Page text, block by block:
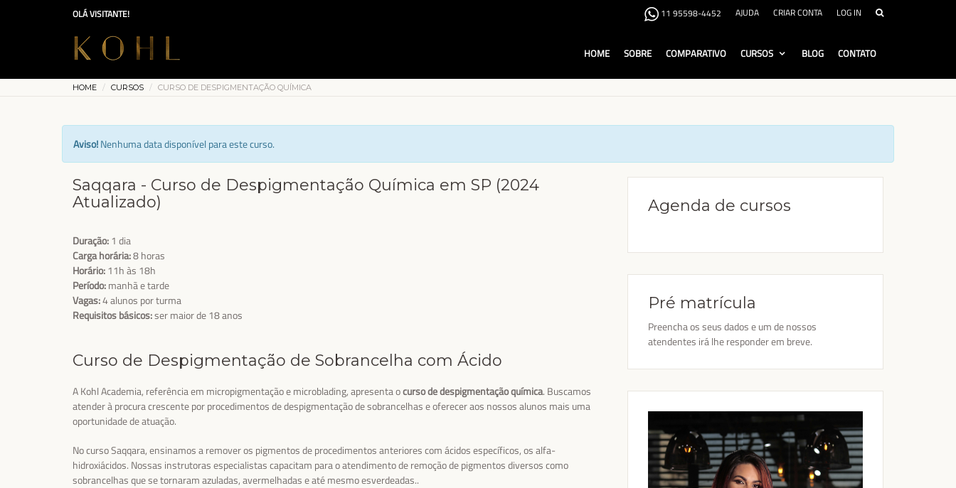
OLÁ VISITANTE! 11 95598-4452 AJUDA CRIAR CONTA LOG IN
HOME SOBRE COMPARATIVO CURSOS BLOG CONTATO
HOME CURSOS CURSO DE DESPIGMENTAÇÃO QUÍMICA
Aviso!Nenhuma data disponível para este curso.
Saqqara - Curso de Despigmentação Química em SP (2024
Atualizado)
Duração:1 dia
Carga horária:8 horas
Horário:11h às 18h
Período:manhã e tarde
Vagas:4 alunos por turma
Requisitos básicos:ser maior de 18 anos
Curso de Despigmentação de Sobrancelha com Ácido
A Kohl Academia, referência em micropigmentação e microblading, apresenta ocurso de despigmentação química. Buscamos
atender à procura crescente por procedimentos de despigmentação de sobrancelhas e oferecer aos nossos alunos mais uma
oportunidade de atuação.
No curso Saqqara, ensinamos a remover os pigmentos de procedimentos anteriores com ácidos específicos, os alfa-
hidroxiácidos. Nossas instrutoras especialistas capacitam para o atendimento de remoção de pigmentos diversos como
sobrancelhas que se tornaram azuladas, avermelhadas e até mesmo esverdeadas..
Agenda de cursos
Pré matrícula
Preencha os seus dados e um de nossos
atendentes irá lhe responder em breve.